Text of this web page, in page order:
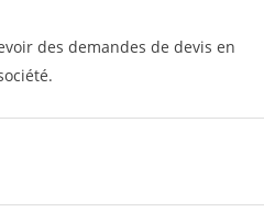
des demandes de devis en